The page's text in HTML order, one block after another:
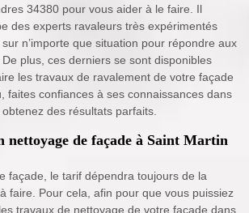
34380 pour vous aider à le faire. Il
des experts ravaleurs très expérimentés
n’importe que situation pour répondre aux
plus, ces derniers se sont disponibles
les travaux de ravalement de votre façade
faites confiances à ses connaissances dans
des résultats parfaits.
nettoyage de façade à Saint Martin
façade, le tarif dépendra toujours de la
faire. Pour cela, afin pour que vous puissiez
travaux de nettoyage de votre façade dans